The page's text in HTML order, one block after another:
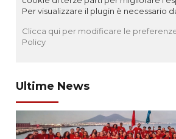
Per visualizzare il plugin è necessario
Clicca qui per modificare le
Policy
Ultime News